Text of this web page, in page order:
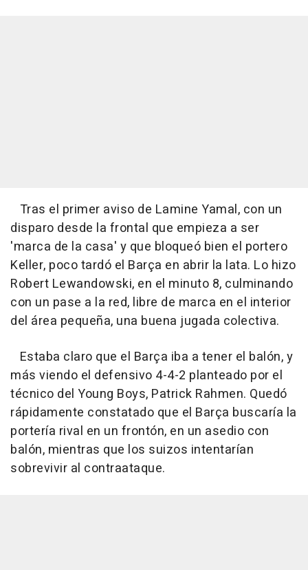
Tras el primer aviso de Lamine Yamal, con un
disparo desde la frontal que empieza a ser
'marca de la casa' y que bloqueó bien el portero
Keller, poco tardó el Barça en abrir la lata. Lo hizo
Robert Lewandowski, en el minuto 8, culminando
con un pase a la red, libre de marca en el interior
del área pequeña, una buena jugada colectiva.
Estaba claro que el Barça iba a tener el balón, y
más viendo el defensivo 4-4-2 planteado por el
técnico del Young Boys, Patrick Rahmen. Quedó
rápidamente constatado que el Barça buscaría la
portería rival en un frontón, en un asedio con
balón, mientras que los suizos intentarían
sobrevivir al contraataque.